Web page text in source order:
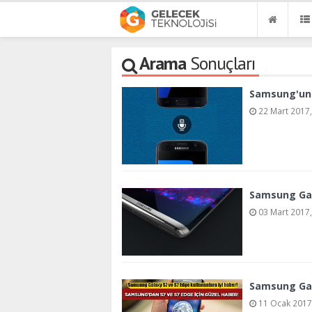
AramaSonuçları
22 Mart
Samsung
03 Mart
Samsung
11 Ocak